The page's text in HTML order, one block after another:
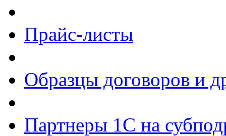
Прайс-листы
Образцы договоров и
Партнеры 1С на